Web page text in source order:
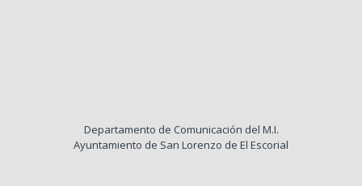
Departamento de Comunicación del M.I.
Ayuntamiento de San Lorenzo de El Escorial